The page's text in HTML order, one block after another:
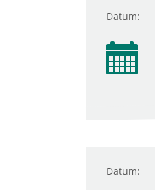
Datum:
Datum: